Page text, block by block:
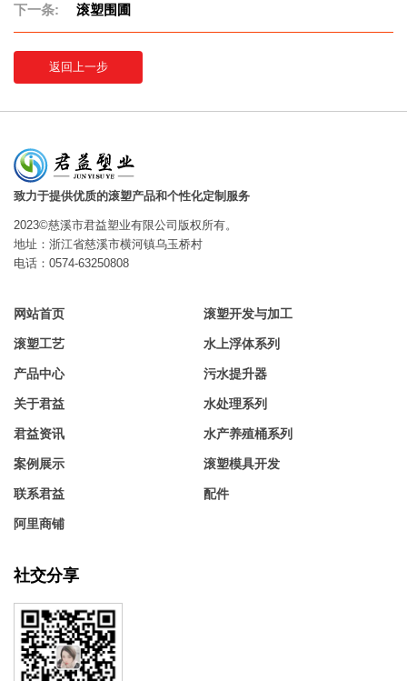
下一条:
滚塑围圃
返回上一步
致力于提供优质的滚塑产品和个性化定制服务
2023©慈溪市君益塑业有限公司版权所有。
地址：浙江省慈溪市横河镇乌玉桥村
电话：0574-63250808
网站首页
滚塑工艺
产品中心
关于君益
君益资讯
案例展示
联系君益
阿里商铺
滚塑开发与加工
水上浮体系列
污水提升器
水处理系列
水产养殖桶系列
滚塑模具开发
配件
社交分享